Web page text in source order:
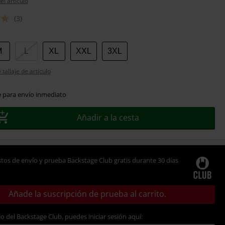
(3)
XL XXL 3XL
tallaje de artículo
para envío inmediato
Añadir a la cesta
de envío y prueba Backstage Club gratis durante 30 días
Añade la suscripción de prueba al carrito.
del Backstage Club, puedes iniciar sesión aquí: